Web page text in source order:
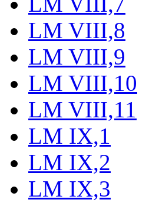
LM VIII,8
LM VIII,9
LM VIII,10
LM VIII,11
LM IX,1
LM IX,2
LM IX,3